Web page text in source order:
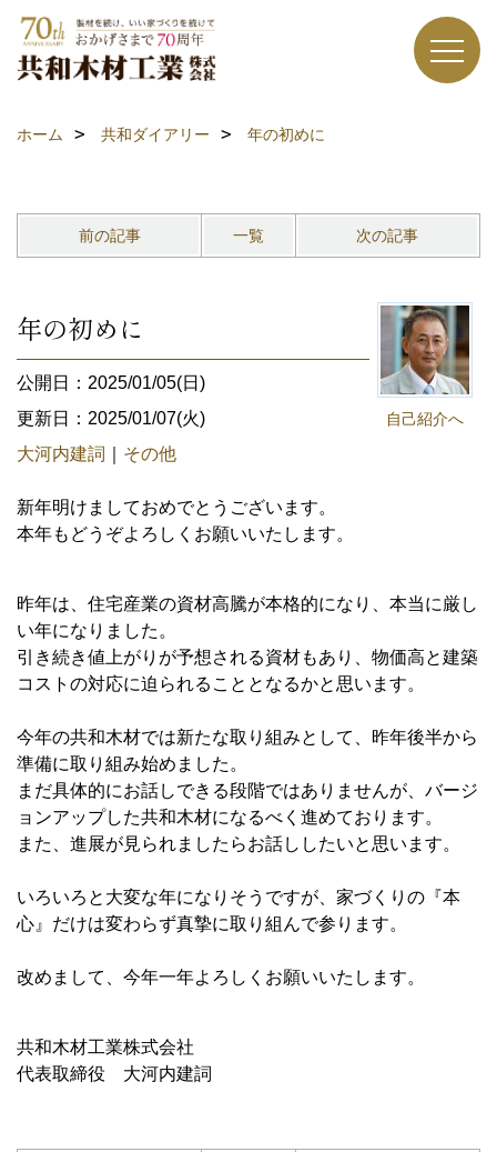
ホーム 共和ダイアリー 年の初めに
前の記事 一覧 次の記事
自己紹介へ
年の初めに
公開日：2025/01/05(日)
更新日：2025/01/07(火)
大河内建詞
その他
新年明けましておめでとうございます。
本年もどうぞよろしくお願いいたします。
昨年は、住宅産業の資材高騰が本格的になり、本当に厳し
い年になりました。
引き続き値上がりが予想される資材もあり、物価高と建築
コストの対応に迫られることとなるかと思います。
今年の共和木材では新たな取り組みとして、昨年後半から
準備に取り組み始めました。
まだ具体的にお話しできる段階ではありませんが、バージ
ョンアップした共和木材になるべく進めております。
また、進展が見られましたらお話ししたいと思います。
いろいろと大変な年になりそうですが、家づくりの『本
心』だけは変わらず真摯に取り組んで参ります。
改めまして、今年一年よろしくお願いいたします。
共和木材工業株式会社
代表取締役 大河内建詞